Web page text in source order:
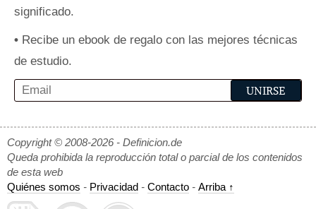
significado.
• Recibe un ebook de regalo con las mejores técnicas
de estudio.
Copyright © 2008-2026 - Definicion.de
Queda prohibida la reproducción total o parcial de los contenidos
de esta web
Quiénes somos - Privacidad - Contacto - Arriba ↑